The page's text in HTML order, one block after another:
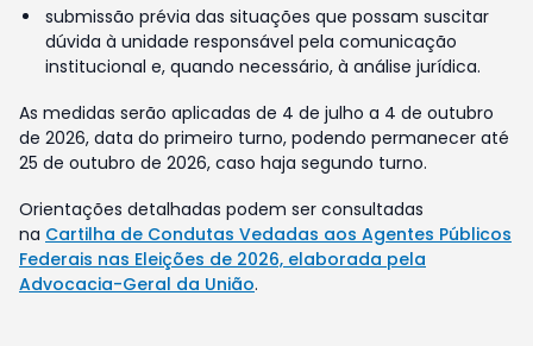
submissão prévia das situações que possam suscitar
dúvida à unidade responsável pela comunicação
institucional e, quando necessário, à análise jurídica.
As medidas serão aplicadas de 4 de julho a 4 de outubro
de 2026, data do primeiro turno, podendo permanecer até
25 de outubro de 2026, caso haja segundo turno.
Orientações detalhadas podem ser consultadas
na Cartilha de Condutas Vedadas aos Agentes Públicos
Federais nas Eleições de 2026, elaborada pela
Advocacia-Geral da União.